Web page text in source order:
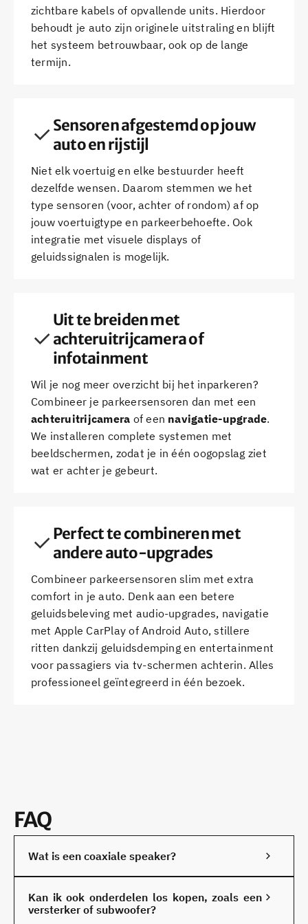
zichtbare kabels of opvallende units. Hierdoor
behoudt je auto zijn originele uitstraling en blijft
het systeem betrouwbaar, ook op de lange
termijn.
Sensoren afgestemd op jouw
auto en rijstijl
Niet elk voertuig en elke bestuurder heeft
dezelfde wensen. Daarom stemmen we het
type sensoren (voor, achter of rondom) af op
jouw voertuigtype en parkeerbehoefte. Ook
integratie met visuele displays of
geluidssignalen is mogelijk.
Uit te breiden met
achteruitrijcamera of
infotainment
Wil je nog meer overzicht bij het inparkeren?
Combineer je parkeersensoren dan met een
achteruitrijcamera of een navigatie-upgrade.
We installeren complete systemen met
beeldschermen, zodat je in één oogopslag ziet
wat er achter je gebeurt.
Perfect te combineren met
andere auto-upgrades
Combineer parkeersensoren slim met extra
comfort in je auto. Denk aan een betere
geluidsbeleving met audio-upgrades, navigatie
met Apple CarPlay of Android Auto, stillere
ritten dankzij geluidsdemping en entertainment
voor passagiers via tv-schermen achterin. Alles
professioneel geïntegreerd in één bezoek.
FAQ
Wat is een coaxiale speaker?
meerdere speakercomponenten – zoals een woofer
Kan ik ook onderdelen los kopen, zoals een
versterker of subwoofer?